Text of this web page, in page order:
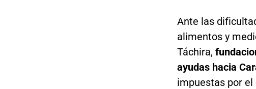
Ante las
alimentos y
Táchira,
ayudas hacia
impuestas por